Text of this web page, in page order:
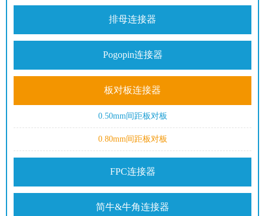
排母连接器
Pogopin连接器
板对板连接器
0.50mm间距板对板
0.80mm间距板对板
FPC连接器
简牛&牛角连接器